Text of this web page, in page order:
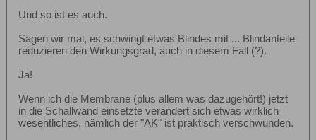
Und so ist es auch.
Sagen wir mal, es schwingt etwas Blindes mit ... Blindanteile
reduzieren den Wirkungsgrad, auch in diesem Fall (?).
Ja!
Wenn ich die Membrane (plus allem was dazugehört!) jetzt
in die Schallwand einsetzte verändert sich etwas wirklich
wesentliches, nämlich der "AK" ist praktisch verschwunden.